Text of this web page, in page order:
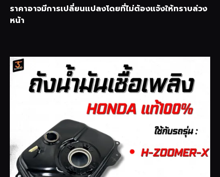
ราคาอาจมีการเปลี่ยนแปลงโดยที่ไม่ต้องแจ้งให้ทราบล่วง
หน้า